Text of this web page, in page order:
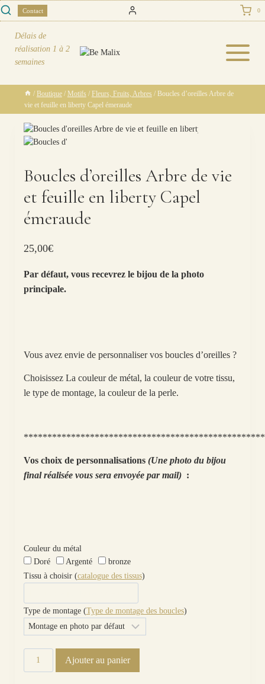
Skip
to
content
Contact 0
Délais de
réalisation 1 à 2
semaines
/ Boutique / Motifs / Fleurs, Fruits, Arbres / Boucles d’oreilles Arbre de
vie et feuille en liberty Capel émeraude
Boucles d’oreilles Arbre de vie
et feuille en liberty Capel
émeraude
25,00€
Par défaut, vous recevrez le bijou de la photo
principale.
Vous avez envie de personnaliser vos boucles d’oreilles ?
Choisissez La couleur de métal, la couleur de votre tissu,
le type de montage, la couleur de la perle.
Vos choix de personnalisations (Une photo du bijou
final réalisée vous sera envoyée par mail):
Couleur du métal
Doré
Argenté
bronze
Tissu à choisir (catalogue des tissus)
Type de montage (Type de montage des boucles)
Ajouter au panier